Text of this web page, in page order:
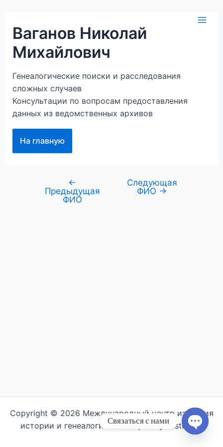
содержимому
Ваганов Николай
Михайлович
Генеалогические поиски и расследования
сложных случаев
Консультации по вопросам предоставления
данных из ведомственных архивов
На главную
Навигация←
Предыдущая
ФИО
Следующая
ФИО →
Copyright © 2026 Международный центр изучения
истории и генеалогии семьи | Semyahistory.ru
Связаться с нами